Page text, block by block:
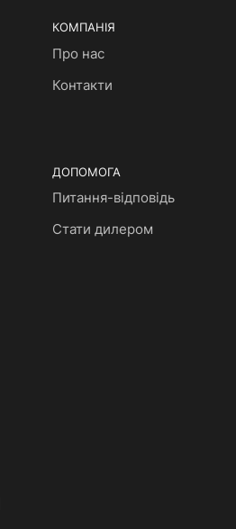
КОМПАНІЯ
Про нас
Контакти
ДОПОМОГА
Питання-відповідь
Стати дилером